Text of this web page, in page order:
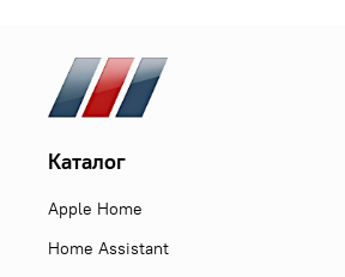
Каталог
Apple Home
Home Assistant